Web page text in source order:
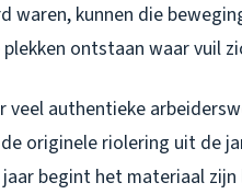
waren, kunnen die
ontstaan waar vuil
veel authentieke
originele riolering uit de
begint het materiaal